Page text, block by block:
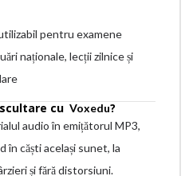
pentru examene
naționale, lecții zilnice și
cu Voxedu?
audio în emițătorul MP3,
în căști același sunet, la
și fără distorsiuni.